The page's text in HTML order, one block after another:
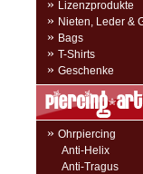
» Lizenzprodukte
» Nieten, Leder &
» Bags
» T-Shirts
» Geschenke
» Ohrpiercing
Anti-Helix
Anti-Tragus